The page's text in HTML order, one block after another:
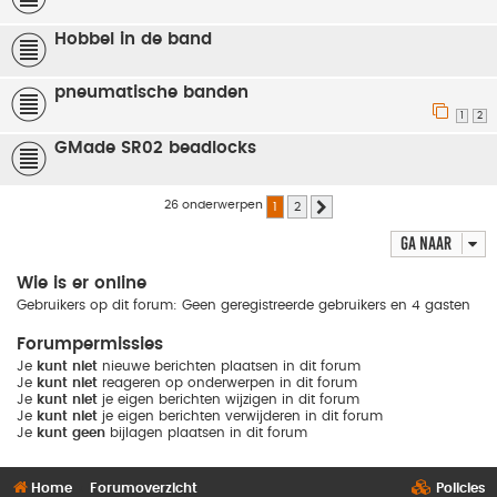
Hobbel in de band
pneumatische banden
2
GMade SR02 beadlocks
26 onderwerpen 1 2
Ga naar
Wie is er online
Gebruikers op dit forum: Geen geregistreerde gebruikers en 4 gasten
Forumpermissies
Je kunt niet nieuwe berichten plaatsen in dit forum
Je kunt niet reageren op onderwerpen in dit forum
Je kunt niet je eigen berichten wijzigen in dit forum
Je kunt niet je eigen berichten verwijderen in dit forum
Je kunt geen bijlagen plaatsen in dit forum
Home Forumoverzicht Policies